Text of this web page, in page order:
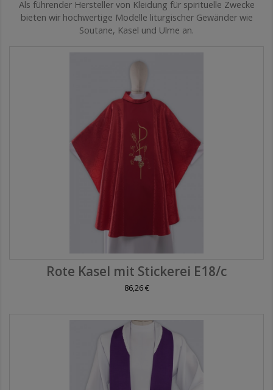
Als führender Hersteller von Kleidung für spirituelle Zwecke
bieten wir hochwertige Modelle liturgischer Gewänder wie
Soutane, Kasel und Ulme an.
Rote Kasel mit Stickerei E18/c
86,26 €